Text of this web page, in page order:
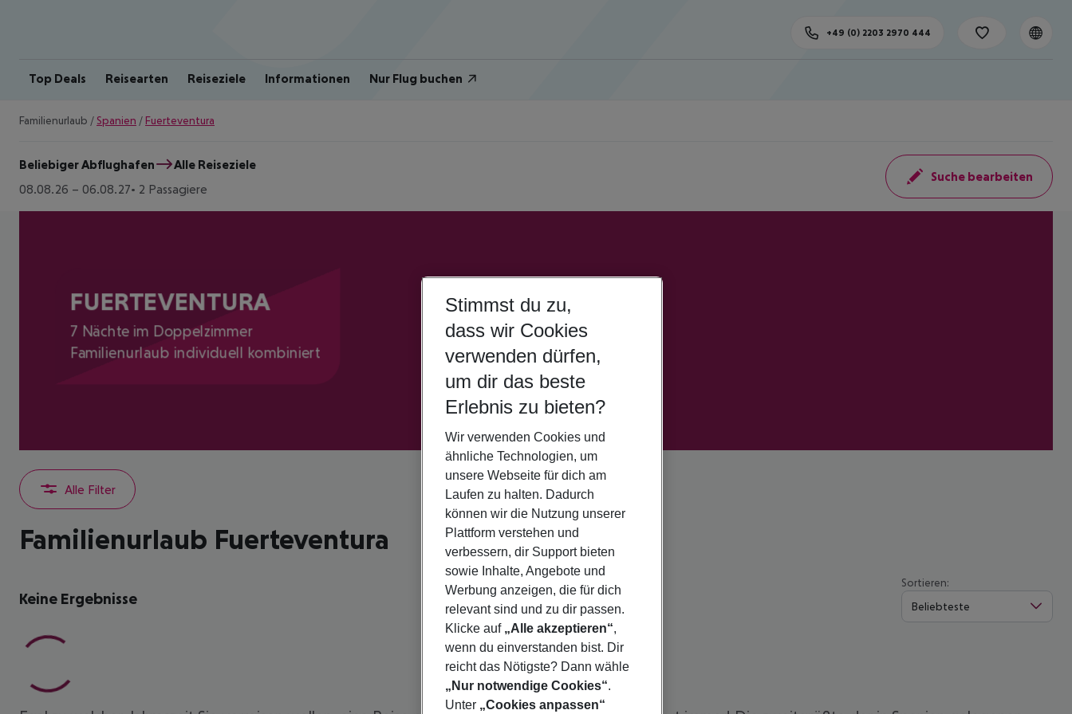
Top Deals Reisearten Reiseziele Informationen Nur Flug buchen
+49 (0) 2203 2970 444
Familienurlaub / Spanien / Fuerteventura
Beliebiger Abflughafen
Alle Reiseziele
08.08.26 – 06.08.27 2 Passagiere
Suche bearbeiten
FUERTEVENTURA
7 Nächte im Doppelzimmer
Familienurlaub individuell kombiniert
Alle Filter
Familienurlaub Fuerteventura
Keine Ergebnisse
Sortieren:
Beliebteste
Stimmst du zu,
dass wir Cookies
verwenden dürfen,
um dir das beste
Erlebnis zu bieten?
Wir verwenden Cookies und
ähnliche Technologien, um
unsere Webseite für dich am
Laufen zu halten. Dadurch
können wir die Nutzung unserer
Plattform verstehen und
verbessern, dir Support bieten
sowie Inhalte, Angebote und
Werbung anzeigen, die für dich
relevant sind und zu dir passen.
Klicke auf „Alle akzeptieren“,
wenn du einverstanden bist. Dir
reicht das Nötigste? Dann wähle
„Nur notwendige Cookies“.
Unter „Cookies anpassen“